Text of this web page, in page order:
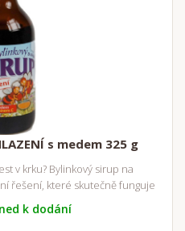
s medem 325 g
v krku? Bylinkový sirup na
řešení, které skutečně funguje
k dodání